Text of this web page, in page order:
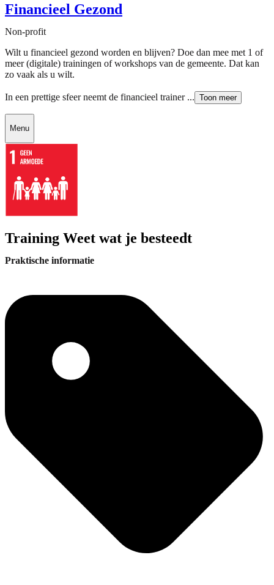
Financieel Gezond
Non-profit
Wilt u financieel gezond worden en blijven? Doe dan mee met 1 of
meer (digitale) trainingen of workshops van de gemeente. Dat kan
zo vaak als u wilt.
In een prettige sfeer neemt de financieel trainer ... Toon meer
Menu
Training Weet wat je besteedt
Praktische informatie